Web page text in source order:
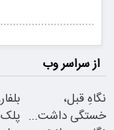
از سراسر وب
نگاهِ قبل،
خستگی داشت...